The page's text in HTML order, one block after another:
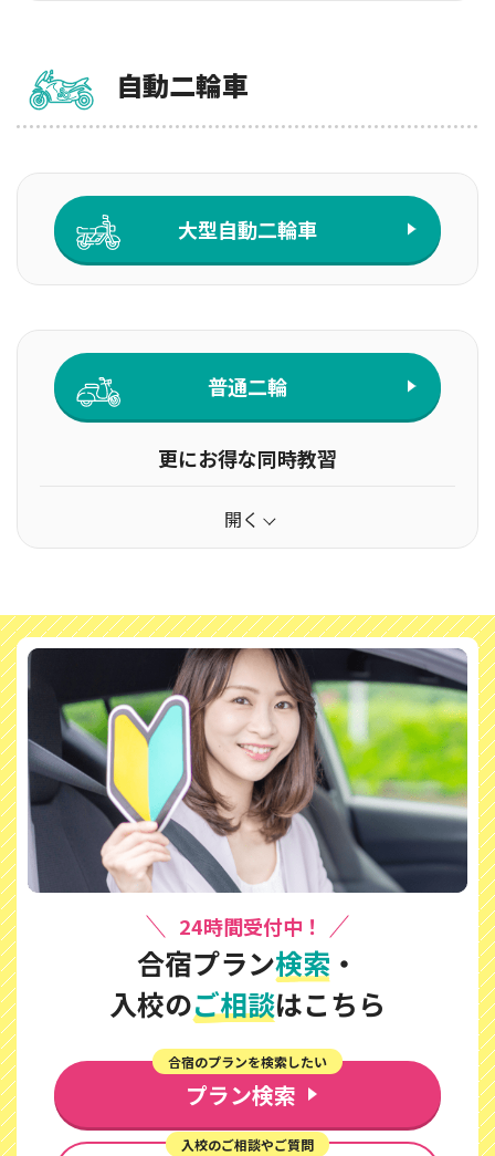
自動二輪車
大型自動二輪車
普通二輪
更にお得な同時教習
開く
24時間受付中！
合宿プラン検索 ・
入校のご相談はこちら
プラン検索
合宿のプランを検索したい
入校のご相談やご質問